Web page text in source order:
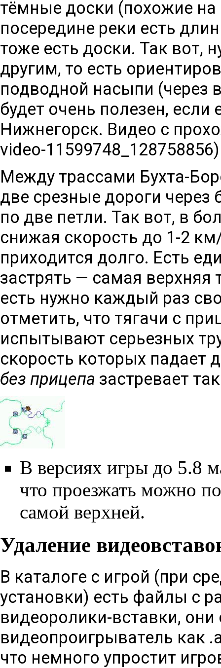
тёмные доски (похожие
посередине реки есть
тоже есть доски. Так вот,
другим, то есть
подводной насыпи (через
будет очень полезен,
Нижнегорск. Видео с
Между трассами Бухта-
две срезные дороги
по две петли. Так вот, в
снижая скорость до 1-2
приходится долго. Есть
застрять — самая верхняя
есть нужно каждый раз
отметить, что тягачи с
испытывают серьезных
скорость которых падает
без прицепа застревает
В версиях игры до 5.8
что проезжать можно
самой верхней.
Удаление
В каталоге с игрой (при
установки) есть файлы с
видеоролики-вставки,
видеопроигрыватель как
что немного упростит